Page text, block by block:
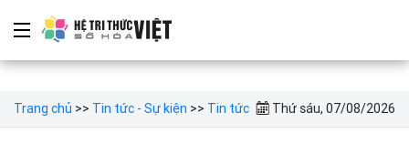
Trang chủ >> Tin tức - Sự kiện >> Tin tức Thứ sáu, 07/08/2026